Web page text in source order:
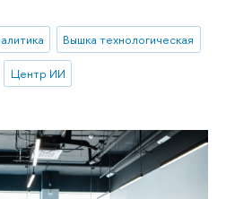
Вышка технологическая
Центр ИИ